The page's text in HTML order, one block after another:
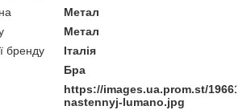
Метал
Метал
бренду
Італія
Бра
https://images.ua.prom.st/
nastennyj-lumano.jpg